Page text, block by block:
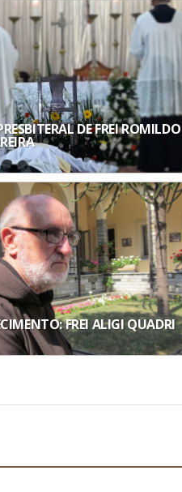
DE FREI ROMILDO
FREI ALIGI QUADRI